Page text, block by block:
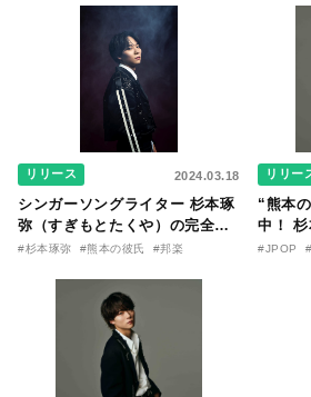
リリース 2024.03.18
シンガーソングライター 杉本琢
弥（すぎもとたくや）の完全書
き下ろし新曲「B.B.Q」、ドラ
#杉本琢弥 #熊本の彼氏 #邦楽
リリー
“熊本
中！
「
#JPOP